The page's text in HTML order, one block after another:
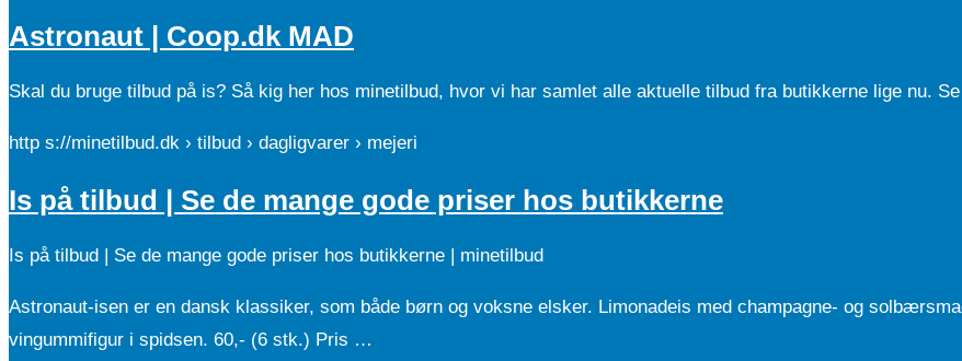
Astronaut | Coop.dk MAD
Skal du bruge tilbud på is? Så kig her hos minetilbud, hvor vi har samlet alle aktuelle tilbud fra butikkerne lige nu.
http s://minetilbud.dk › tilbud › dagligvarer › mejeri
Is på tilbud | Se de mange gode priser hos butikkerne
Is på tilbud | Se de mange gode priser hos butikkerne | minetilbud
Astronaut-isen er en dansk klassiker, som både børn og voksne elsker. Limonadeis med champagne- og
vingummifigur i spidsen. 60,- (6 stk.) Pris …